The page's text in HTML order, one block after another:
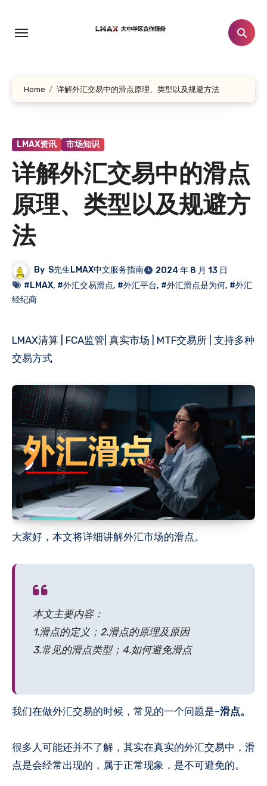
Home 详解外汇交易中的滑点原理、类型以及规避方法
LMAX资讯 市场知识
详解外汇交易中的滑点
原理、类型以及规避方
法
By S先生LMAX中文服务指南
2024 年 8 月 13 日
#LMAX, #外汇交易滑点, #外汇平台, #外汇滑点是为何, #外汇
经纪商
LMAX清算 | FCA监管| 真实市场 | MTF交易所 | 支持多种
交易方式
大家好，本文将详细讲解外汇市场的滑点。
本文主要内容：
1.滑点的定义；2.滑点的原理及原因
3.常见的滑点类型；4.如何避免滑点
我们在做外汇交易的时候，常见的一个问题是–滑点。
很多人可能还并不了解，其实在真实的外汇交易中，滑
点是会经常出现的，属于正常现象，是不可避免的。